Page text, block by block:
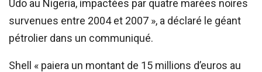
Udo au Nigeria, impactées par quatre marées noires
survenues entre 2004 et 2007 », a déclaré le géant
pétrolier dans un communiqué.
Shell « paiera un montant de 15 millions d’euros au